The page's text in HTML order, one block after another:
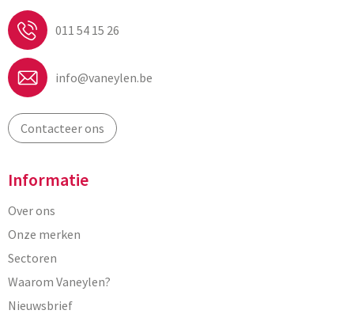
011 54 15 26
info@vaneylen.be
Contacteer ons
Informatie
Over ons
Onze merken
Sectoren
Waarom Vaneylen?
Nieuwsbrief